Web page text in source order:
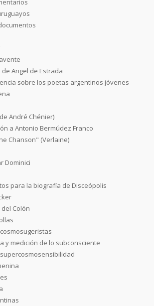
Angel de Estrada
sobre los poetas argentinos jóvenes
André Chénier)
a Antonio Bermúdez Franco
Chanson" (Verlaine)
Dominici
para la biografía de Disceópolis
Colón
y medición de lo subconsciente